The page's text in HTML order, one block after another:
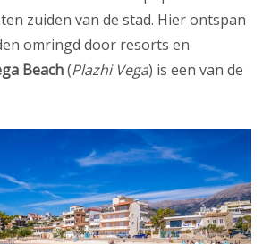
zuiden van de stad. Hier ontspan
omringd door resorts en
Beach(Plazhi Vega) is een van de